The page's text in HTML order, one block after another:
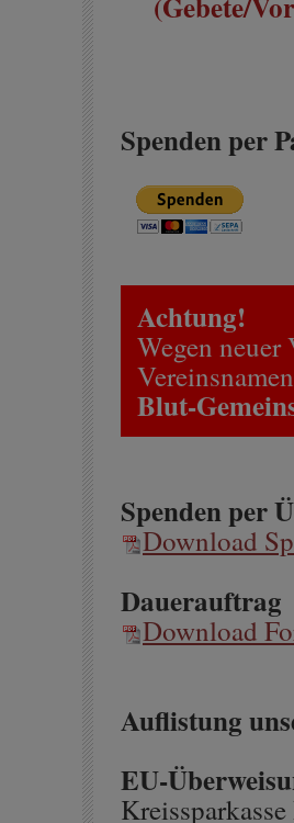
Spenden per
Achtung!
Wegen
Blut-
Spenden per
Download
Dauerauftrag
Download
Auflistung
EU-